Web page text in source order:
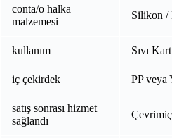
conta/o halka
malzemesi
Silikon /
kullanım Sıvı
iç çekirdek PP veya
satış sonrası hizmet
sağlandı